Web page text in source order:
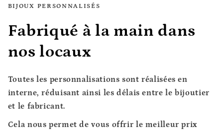
BIJOUX PERSONNALISÉS
Fabriqué à la main dans
nos locaux
Toutes les personnalisations sont réalisées en
interne, réduisant ainsi les délais entre le bijoutier
et le fabricant.
Cela nous permet de vous offrir le meilleur prix